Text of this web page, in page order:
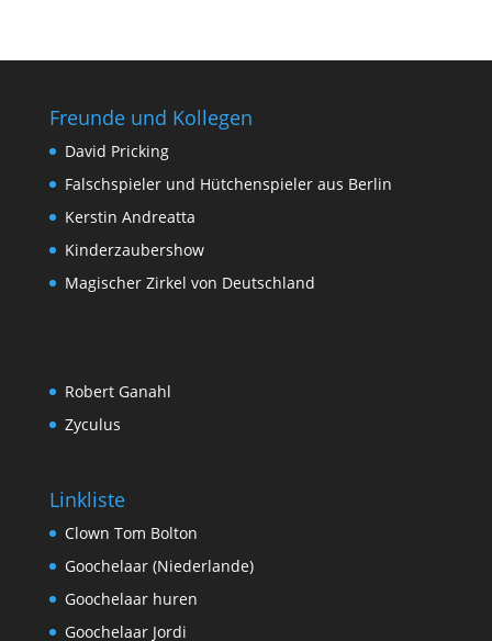
Freunde und Kollegen
David Pricking
Falschspieler und Hütchenspieler aus Berlin
Kerstin Andreatta
Kinderzaubershow
Magischer Zirkel von Deutschland
Robert Ganahl
Zyculus
Linkliste
Clown Tom Bolton
Goochelaar (Niederlande)
Goochelaar huren
Goochelaar Jordi